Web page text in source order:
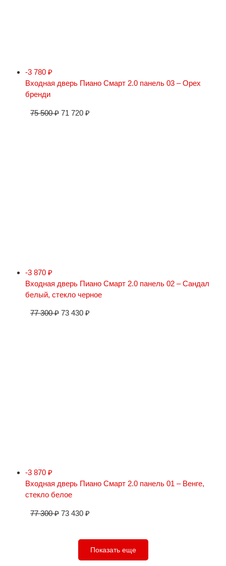
-3 780 ₽
Входная дверь Пиано Смарт 2.0 панель 03 – Орех
бренди
75 500₽ 71 720 ₽
-3 870 ₽
Входная дверь Пиано Смарт 2.0 панель 02 – Сандал
белый, стекло черное
77 300₽ 73 430 ₽
-3 870 ₽
Входная дверь Пиано Смарт 2.0 панель 01 – Венге,
стекло белое
77 300₽ 73 430 ₽
Показать еще